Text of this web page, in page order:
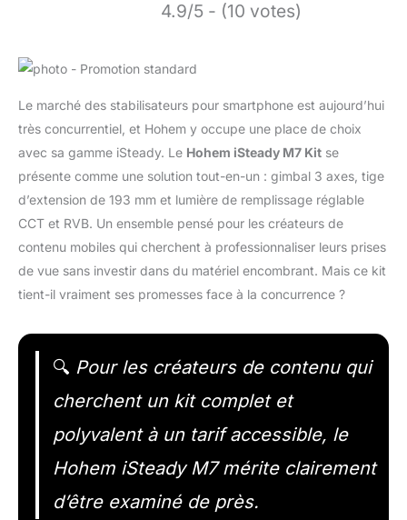
4.9/5 - (10 votes)
Le marché des stabilisateurs pour smartphone est aujourd’hui
très concurrentiel, et Hohem y occupe une place de choix
avec sa gamme iSteady. Le Hohem iSteady M7 Kit se
présente comme une solution tout-en-un : gimbal 3 axes, tige
d’extension de 193 mm et lumière de remplissage réglable
CCT et RVB. Un ensemble pensé pour les créateurs de
contenu mobiles qui cherchent à professionnaliser leurs prises
de vue sans investir dans du matériel encombrant. Mais ce kit
tient-il vraiment ses promesses face à la concurrence ?
🔍 Pour les créateurs de contenu qui
cherchent un kit complet et
polyvalent à un tarif accessible, le
Hohem iSteady M7 mérite clairement
d’être examiné de près.